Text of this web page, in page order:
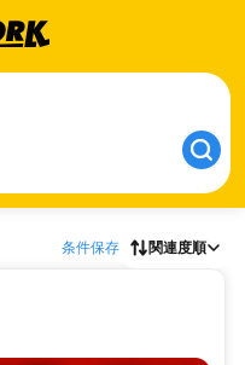
条件保存 関連度順